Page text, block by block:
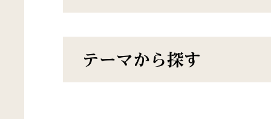
テーマから探す